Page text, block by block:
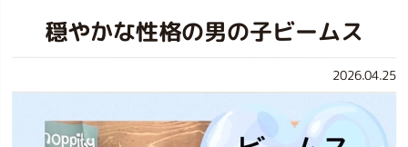
穏やかな性格の男の子ビームス
2026.04.25